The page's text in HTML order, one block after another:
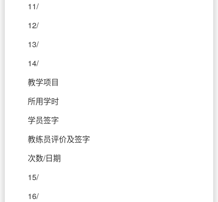
11/
12/
13/
14/
教学项目
所用学时
学员签字
教练员评价及签字
次数/日期
15/
16/